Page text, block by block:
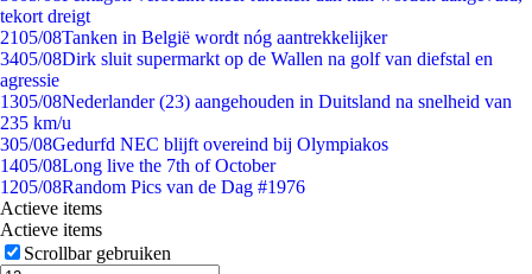
tekort dreigt
2105/08Tanken in België wordt nóg aantrekkelijker
3405/08Dirk sluit supermarkt op de Wallen na golf van diefstal en
agressie
1305/08Nederlander (23) aangehouden in Duitsland na snelheid van
235 km/u
305/08Gedurfd NEC blijft overeind bij Olympiakos
1405/08Long live the 7th of October
1205/08Random Pics van de Dag #1976
Actieve items
Actieve items
Scrollbar gebruiken